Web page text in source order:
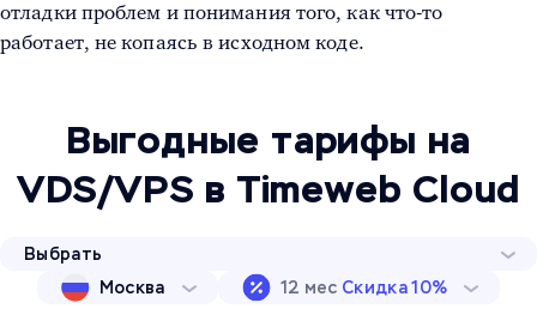
отладки проблем и понимания того, как что-то
работает, не копаясь в исходном коде.
Выгодные тарифы на
VDS/VPS в Timeweb Cloud
Выбрать
Москва
12 мес Скидка 10%